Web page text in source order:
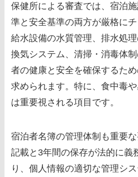
保健所による審査では、宿泊
準と安全基準の両方が厳格にチ
給水設備の水質管理、排水処
換気システム、清掃・消毒体
者の健康と安全を確保するた
求められます。特に、食中毒
は重要視される項目です。
宿泊者名簿の管理体制も重要
記載と3年間の保存が法的に義
り、個人情報の適切な管理シ